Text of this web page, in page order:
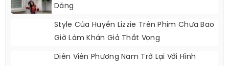
Dáng
Style Của Huyền Lizzie Trên Phim Chưa Bao
Giờ Làm Khán Giả Thất Vọng
Diễn Viên Phương Nam Trở Lại Với Hình